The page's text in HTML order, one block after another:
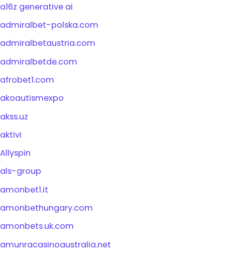
a16z generative ai
admiralbet-polska.com
admiralbetaustria.com
admiralbetde.com
afrobet1.com
akoautismexpo
akss.uz
aktivi
Allyspin
als-group
amonbet1.it
amonbethungary.com
amonbets.uk.com
amunracasinoaustralia.net